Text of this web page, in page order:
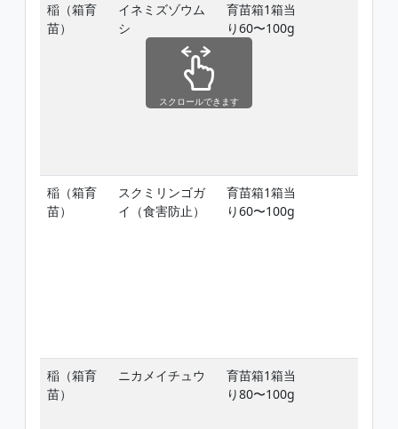
稲（箱育
苗）
イネミズゾウム
シ
育苗箱1箱当
り60〜100g
稲（箱育
苗）
スクミリンゴガ
イ（食害防止）
育苗箱1箱当
り60〜100g
稲（箱育
苗）
ニカメイチュウ
育苗箱1箱当
り80〜100g
スクロールできます